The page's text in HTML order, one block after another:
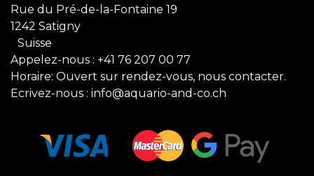
Rue du Pré-de-la-Fontaine 19
1242 Satigny
Suisse
Appelez-nous : +41 76 207 00 77
Horaire: Ouvert sur rendez-vous, nous contacter.
Ecrivez-nous : info@aquario-and-co.ch